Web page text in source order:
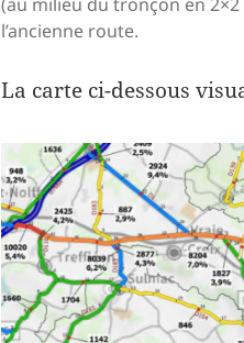
l’ancienne route.
La carte ci-dessous